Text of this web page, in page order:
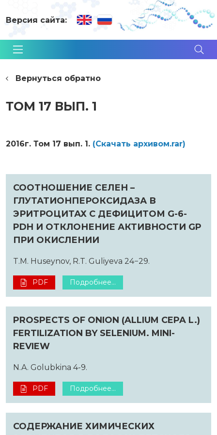
Версия сайта:
Вернуться обратно
ТОМ 17 ВЫП. 1
2016г. Том 17 вып. 1. (Cкачать архивом.rar)
СООТНОШЕНИЕ СЕЛЕН –
ГЛУТАТИОНПЕРОКСИДАЗА В
ЭРИТРОЦИТАХ С ДЕФИЦИТОМ G-6-
PDH И ОТКЛОНЕНИЕ АКТИВНОСТИ GP
ПРИ ОКИСЛЕНИИ
T.M. Huseynov, R.T. Guliyeva 24−29.
PDF Подробнее...
PROSPECTS OF ONION (ALLIUM CEPA L.)
FERTILIZATION BY SELENIUM. MINI-
REVIEW
N.A. Golubkina 4-9.
PDF Подробнее...
СОДЕРЖАНИЕ ХИМИЧЕСКИХ